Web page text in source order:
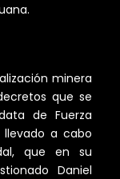
minera
que se
de Fuerza
llevado a cabo
que en su
Daniel